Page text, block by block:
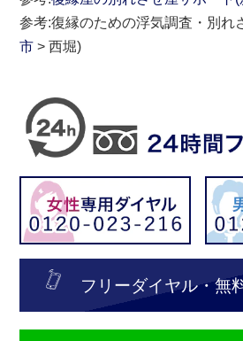
参考:復縁のための浮気調査・別れ
市 > 西堀)
フリーダイヤル・無